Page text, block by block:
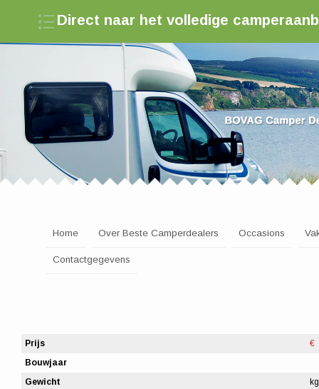
Direct naar het volledige
Zoek een camperdealer in Nederland
Home Over Beste Camperdealers Occasions
Contactgegevens
Prijs
€
Bouwjaar
Gewicht
kg